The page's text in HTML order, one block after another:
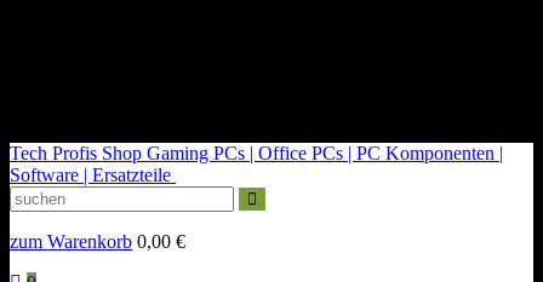
Tech Profis Shop Gaming PCs | Office PCs | PC Komponenten |
Software | Ersatzteile
zum Warenkorb 0,00 €